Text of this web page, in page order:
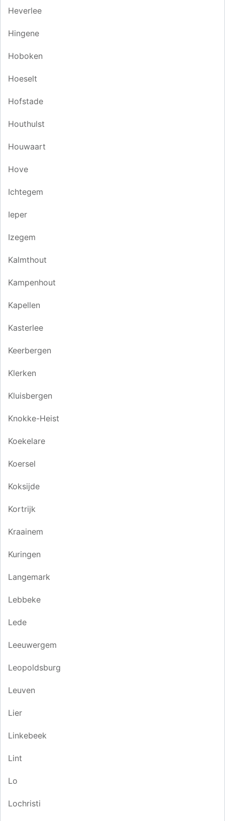
Heverlee
Hingene
Hoboken
Hoeselt
Hofstade
Houthulst
Houwaart
Hove
Ichtegem
Ieper
Izegem
Kalmthout
Kampenhout
Kapellen
Kasterlee
Keerbergen
Klerken
Kluisbergen
Knokke-Heist
Koekelare
Koersel
Koksijde
Kortrijk
Kraainem
Kuringen
Langemark
Lebbeke
Lede
Leeuwergem
Leopoldsburg
Leuven
Lier
Linkebeek
Lint
Lo
Lochristi